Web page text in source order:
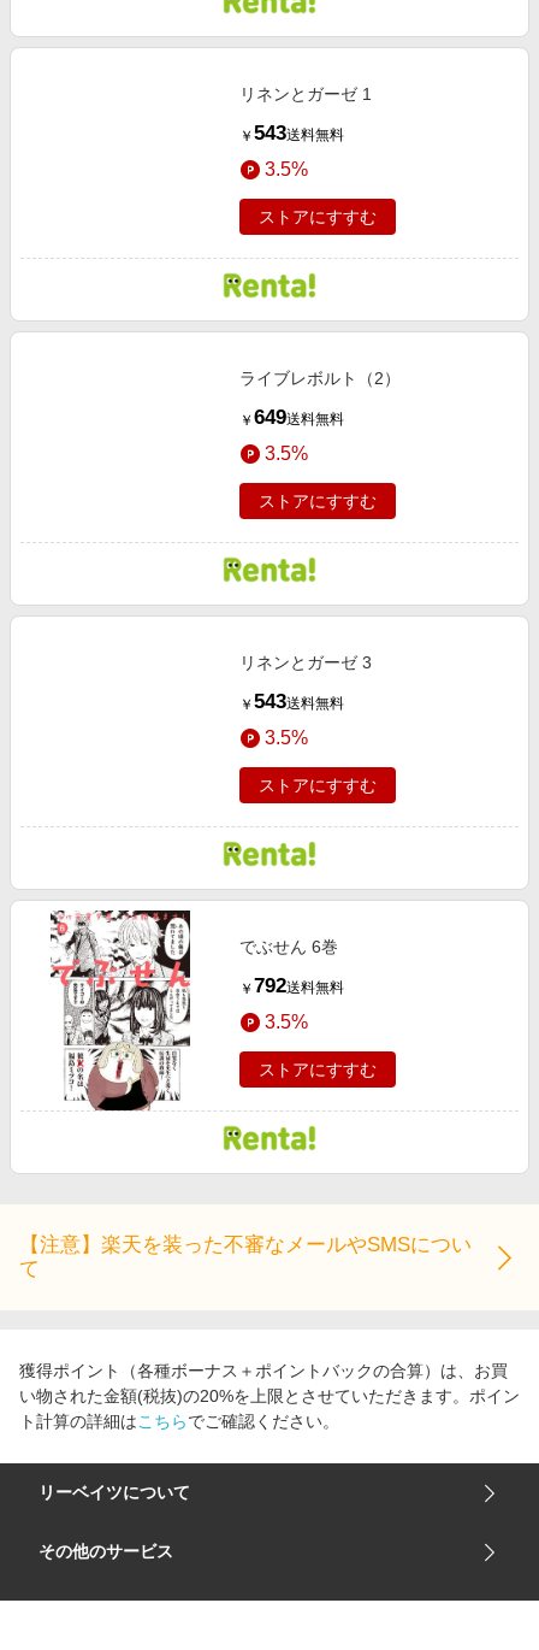
リネンとガーゼ 1
￥ 543送料無料
3.5%
ストアにすすむ
ライブレボルト（2）
￥ 649送料無料
3.5%
ストアにすすむ
リネンとガーゼ 3
￥ 543送料無料
3.5%
ストアにすすむ
でぶせん 6巻
￥ 792送料無料
3.5%
ストアにすすむ
【注意】楽天を装った不審なメールやSMSについ
て
獲得ポイント（各種ボーナス＋ポイントバックの合算）は、お買
い物された金額(税抜)の20%を上限とさせていただきます。ポイン
ト計算の詳細はこちらでご確認ください。
リーベイツについて
会社概要
その他のサービス
楽天市場